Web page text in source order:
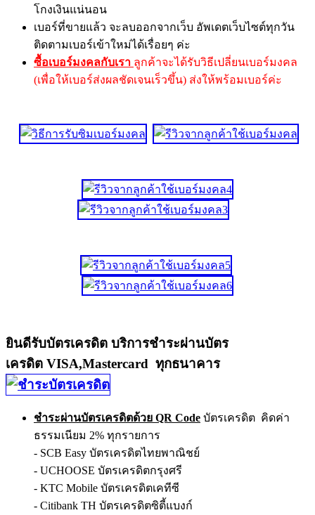
โกงเงินแน่นอน
เบอร์ที่ขายแล้ว จะลบออกจากเว็บ อัพเดตเว็บไซต์ทุกวัน
ติดตามเบอร์เข้าใหม่ได้เรื่อยๆ ค่ะ
ซื้อเบอร์มงคลกับเรา ลูกค้าจะได้รับวิธีเปลี่ยนเบอร์มงคล
(เพื่อให้เบอร์ส่งผลชัดเจนเร็วขึ้น) ส่งให้พร้อมเบอร์ค่ะ
ยินดีรับบัตรเครดิต บริการชำระผ่านบัตร
เครดิต VISA,Mastercard ทุกธนาคาร
ชำระผ่านบัตรเครดิตด้วย QR Code บัตรเครดิต คิดค่า
ธรรมเนียม 2% ทุกรายการ
- SCB Easy บัตรเครดิตไทยพาณิชย์
- UCHOOSE บัตรเครดิตกรุงศรี
- KTC Mobile บัตรเครดิตเคทีซี
- Citibank TH บัตรเครดิตซิตี้แบงก์